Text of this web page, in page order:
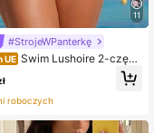
11
#StrojeWPanterkę
UE Swim Lushoire 2-częśc
komplet kąpielowy z f
topem i wysokim stane
letni
roboczych